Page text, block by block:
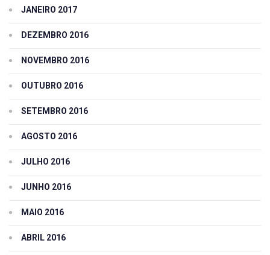
JANEIRO 2017
DEZEMBRO 2016
NOVEMBRO 2016
OUTUBRO 2016
SETEMBRO 2016
AGOSTO 2016
JULHO 2016
JUNHO 2016
MAIO 2016
ABRIL 2016